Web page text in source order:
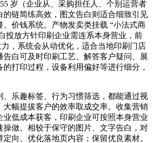
岁（企业从、采购担任人、个别运营者
的链简练高效，图文告白则适合细致引见
、价钱系统。产物发卖类挂载 “小法式商
投放方针印刷企业需连系本身营业，前
，系统会从动优化，适合当地印刷门店
告白可及时印刷工艺、解答客户疑问、展
打印过程，设备利用偏好等进行细分，
乐趣标签、行为习惯筛选，都能通过视
大幅提拔客户的效率取成交率。收集营销
业低成本获客，印刷企业可按照本身营业
操做。相较于保守的图片、文字告白，对
向、优化落地页内容；保留优良素材。